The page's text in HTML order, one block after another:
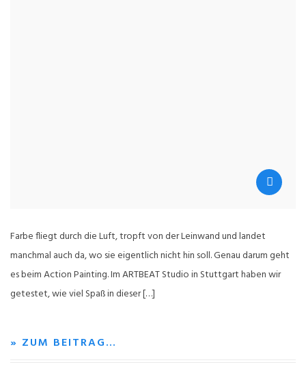
Farbe fliegt durch die Luft, tropft von der Leinwand und landet
manchmal auch da, wo sie eigentlich nicht hin soll. Genau darum geht
es beim Action Painting. Im ARTBEAT Studio in Stuttgart haben wir
getestet, wie viel Spaß in dieser […]
» ZUM BEITRAG…